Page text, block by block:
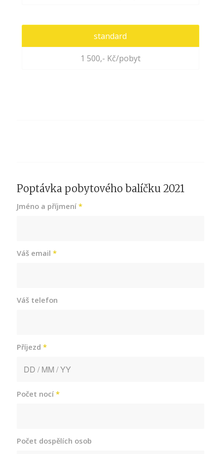
standard
1 500,- Kč/pobyt
Poptávka pobytového balíčku 2021
Jméno a příjmení *
Váš email *
Váš telefon
Příjezd *
Počet nocí *
Počet dospělích osob